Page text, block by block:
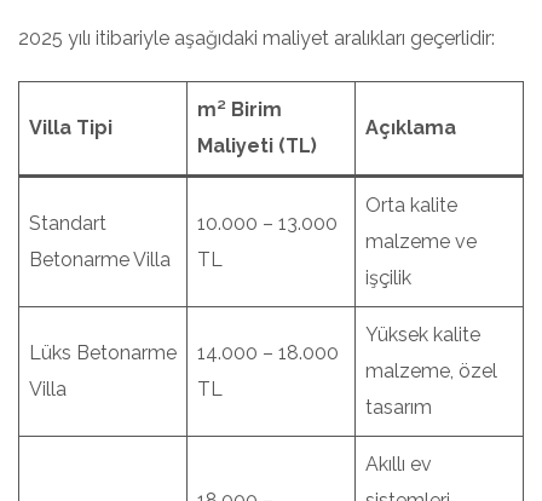
2025 yılı itibariyle aşağıdaki maliyet aralıkları geçerlidir:
Villa Tipi
m² Birim
Maliyeti (TL)
Açıklama
Standart
Betonarme Villa
10.000 – 13.000
TL
Orta kalite
malzeme ve
işçilik
Lüks Betonarme
Villa
14.000 – 18.000
TL
Yüksek kalite
malzeme, özel
tasarım
Akıllı ev